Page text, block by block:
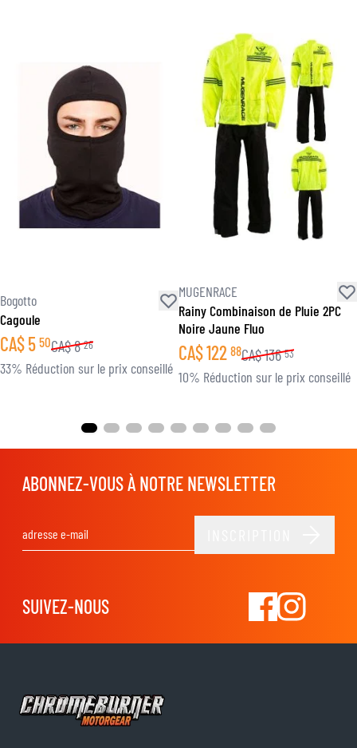
Bogotto
Cagoule
CA$5 50CA$8 26
33% Réduction sur le prix conseillé
MUGENRACE
Rainy Combinaison de Pluie 2PC
Noire Jaune Fluo
CA$122 88CA$136 53
10% Réduction sur le prix conseillé
ABONNEZ-VOUS À NOTRE NEWSLETTER
SUIVEZ-NOUS